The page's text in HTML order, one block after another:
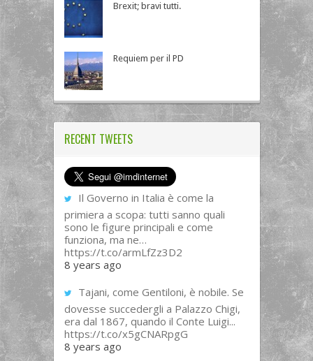
Brexit; bravi tutti.
Requiem per il PD
RECENT TWEETS
Il Governo in Italia è come la
primiera a scopa: tutti sanno quali
sono le figure principali e come
funziona, ma ne…
https://t.co/armLfZz3D2
8 years ago
Tajani, come Gentiloni, è nobile. Se
dovesse succedergli a Palazzo Chigi,
era dal 1867, quando il Conte Luigi...
https://t.co/x5gCNARpgG
8 years ago